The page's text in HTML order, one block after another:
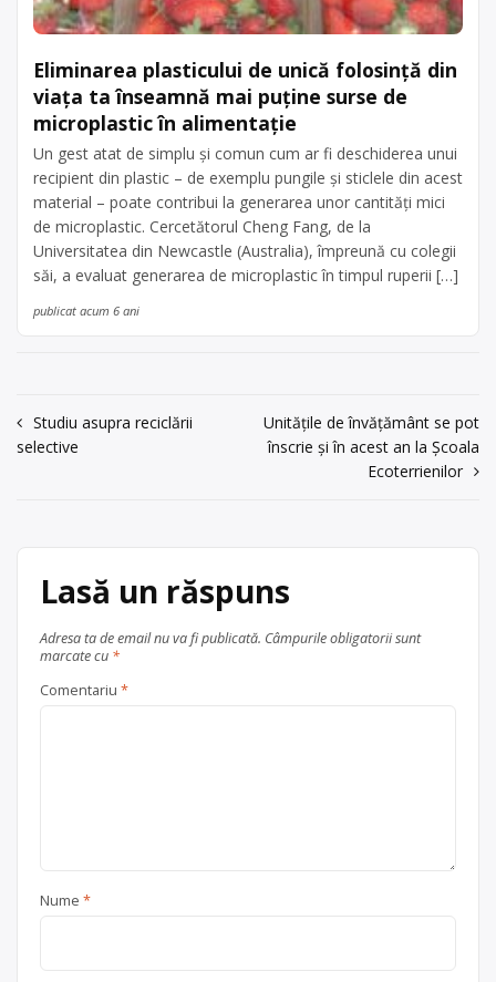
Eliminarea plasticului de unică folosință din
viața ta înseamnă mai puține surse de
microplastic în alimentație
Un gest atat de simplu și comun cum ar fi deschiderea unui
recipient din plastic – de exemplu pungile și sticlele din acest
material – poate contribui la generarea unor cantități mici
de microplastic. Cercetătorul Cheng Fang, de la
Universitatea din Newcastle (Australia), împreună cu colegii
săi, a evaluat generarea de microplastic în timpul ruperii […]
publicat acum 6 ani
Navigare
în
Studiu asupra reciclării
selective
Unităţile de învăţământ se pot
înscrie şi în acest an la Şcoala
Ecoterrienilor
Lasă un răspuns
Adresa ta de email nu va fi publicată. Câmpurile obligatorii sunt
marcate cu *
Comentariu *
Nume *